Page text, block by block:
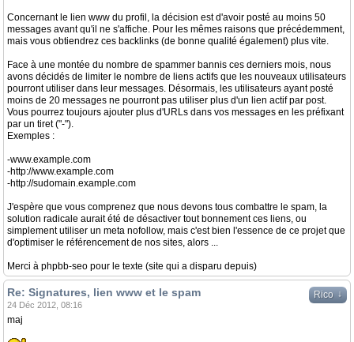
Concernant le lien www du profil, la décision est d'avoir posté au moins 50
messages avant qu'il ne s'affiche. Pour les mêmes raisons que précédemment,
mais vous obtiendrez ces backlinks (de bonne qualité également) plus vite.
Face à une montée du nombre de spammer bannis ces derniers mois, nous
avons décidés de limiter le nombre de liens actifs que les nouveaux utilisateurs
pourront utiliser dans leur messages. Désormais, les utilisateurs ayant posté
moins de 20 messages ne pourront pas utiliser plus d'un lien actif par post.
Vous pourrez toujours ajouter plus d'URLs dans vos messages en les préfixant
par un tiret ("-").
Exemples :
-www.example.com
-http://www.example.com
-http://sudomain.example.com
J'espère que vous comprenez que nous devons tous combattre le spam, la
solution radicale aurait été de désactiver tout bonnement ces liens, ou
simplement utiliser un meta nofollow, mais c'est bien l'essence de ce projet que
d'optimiser le référencement de nos sites, alors ...
Merci à phpbb-seo pour le texte (site qui a disparu depuis)
Rico ↓
Re: Signatures, lien www et le spam
24 Déc 2012, 08:16
maj